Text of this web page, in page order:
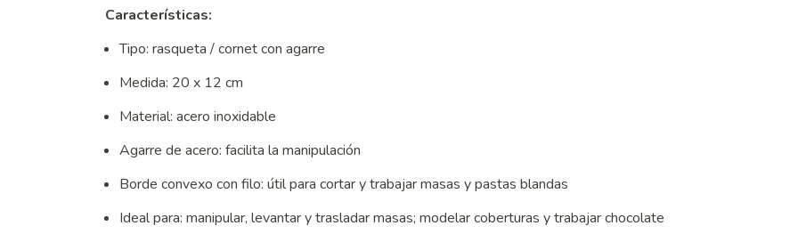
Características:
Tipo: rasqueta / cornet con agarre
Medida: 20 x 12 cm
Material: acero inoxidable
Agarre de acero: facilita la manipulación
Borde convexo con filo: útil para cortar y trabajar masas y pastas blandas
Ideal para: manipular, levantar y trasladar masas; modelar coberturas y trabajar chocolate